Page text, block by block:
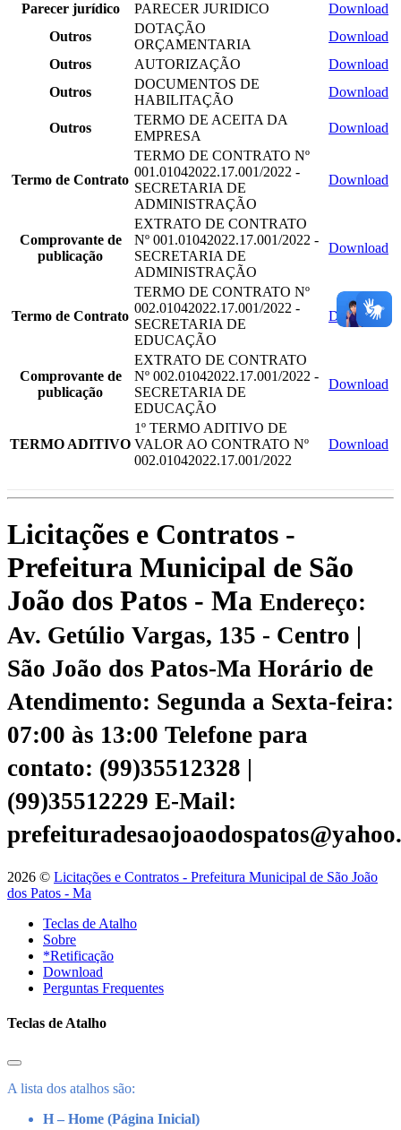
Parecer jurídico PARECER JURIDICO
Download
Outros
DOTAÇÃO
ORÇAMENTARIA
Download
Outros
AUTORIZAÇÃO
Download
Outros
DOCUMENTOS DE
HABILITAÇÃO
Download
Outros
TERMO DE ACEITA DA
EMPRESA
Download
Termo de Contrato
TERMO DE CONTRATO Nº
001.01042022.17.001/2022 -
SECRETARIA DE
ADMINISTRAÇÃO
Download
Comprovante de
publicação
EXTRATO DE CONTRATO
Nº 001.01042022.17.001/2022 -
SECRETARIA DE
ADMINISTRAÇÃO
Download
Termo de Contrato
TERMO DE CONTRATO Nº
002.01042022.17.001/2022 -
SECRETARIA DE
EDUCAÇÃO
Download
Comprovante de
publicação
EXTRATO DE CONTRATO
Nº 002.01042022.17.001/2022 -
SECRETARIA DE
EDUCAÇÃO
Download
TERMO ADITIVO
1º TERMO ADITIVO DE
VALOR AO CONTRATO Nº
002.01042022.17.001/2022
Download
Licitações e Contratos -
Prefeitura Municipal de São
João dos Patos - Ma Endereço:
Av. Getúlio Vargas, 135 - Centro |
São João dos Patos-Ma Horário de
Atendimento: Segunda a Sexta-feira:
07:00 às 13:00 Telefone para
contato: (99)35512328 |
(99)35512229 E-Mail:
2026 © Licitações e Contratos - Prefeitura Municipal de São João
dos Patos - Ma
Teclas de Atalho
Sobre
*Retificação
Download
Perguntas Frequentes
Teclas de Atalho
A lista dos atalhos são:
H – Home (Página Inicial)